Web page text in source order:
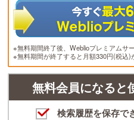
※無料期間終了後、Weblioプレミアムサ
※無料期間が終了すると月額330円(税込)
無料会員になると
検索履歴を保存で